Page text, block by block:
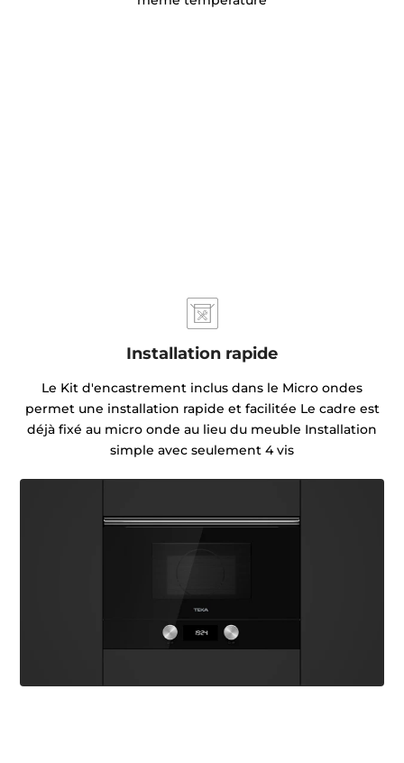
Installation rapide
Le Kit d'encastrement inclus dans le Micro ondes
permet une installation rapide et facilitée Le cadre est
déjà fixé au micro onde au lieu du meuble Installation
simple avec seulement 4 vis